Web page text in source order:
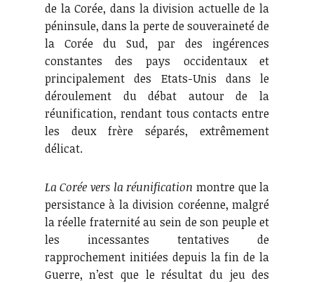
de la Corée, dans la division actuelle de la
péninsule, dans la perte de souveraineté de
la Corée du Sud, par des ingérences
constantes des pays occidentaux et
principalement des Etats-Unis dans le
déroulement du débat autour de la
réunification, rendant tous contacts entre
les deux frère séparés, extrêmement
délicat.
La Corée vers la réunification montre que la
persistance à la division coréenne, malgré
la réelle fraternité au sein de son peuple et
les incessantes tentatives de
rapprochement initiées depuis la fin de la
Guerre, n’est que le résultat du jeu des